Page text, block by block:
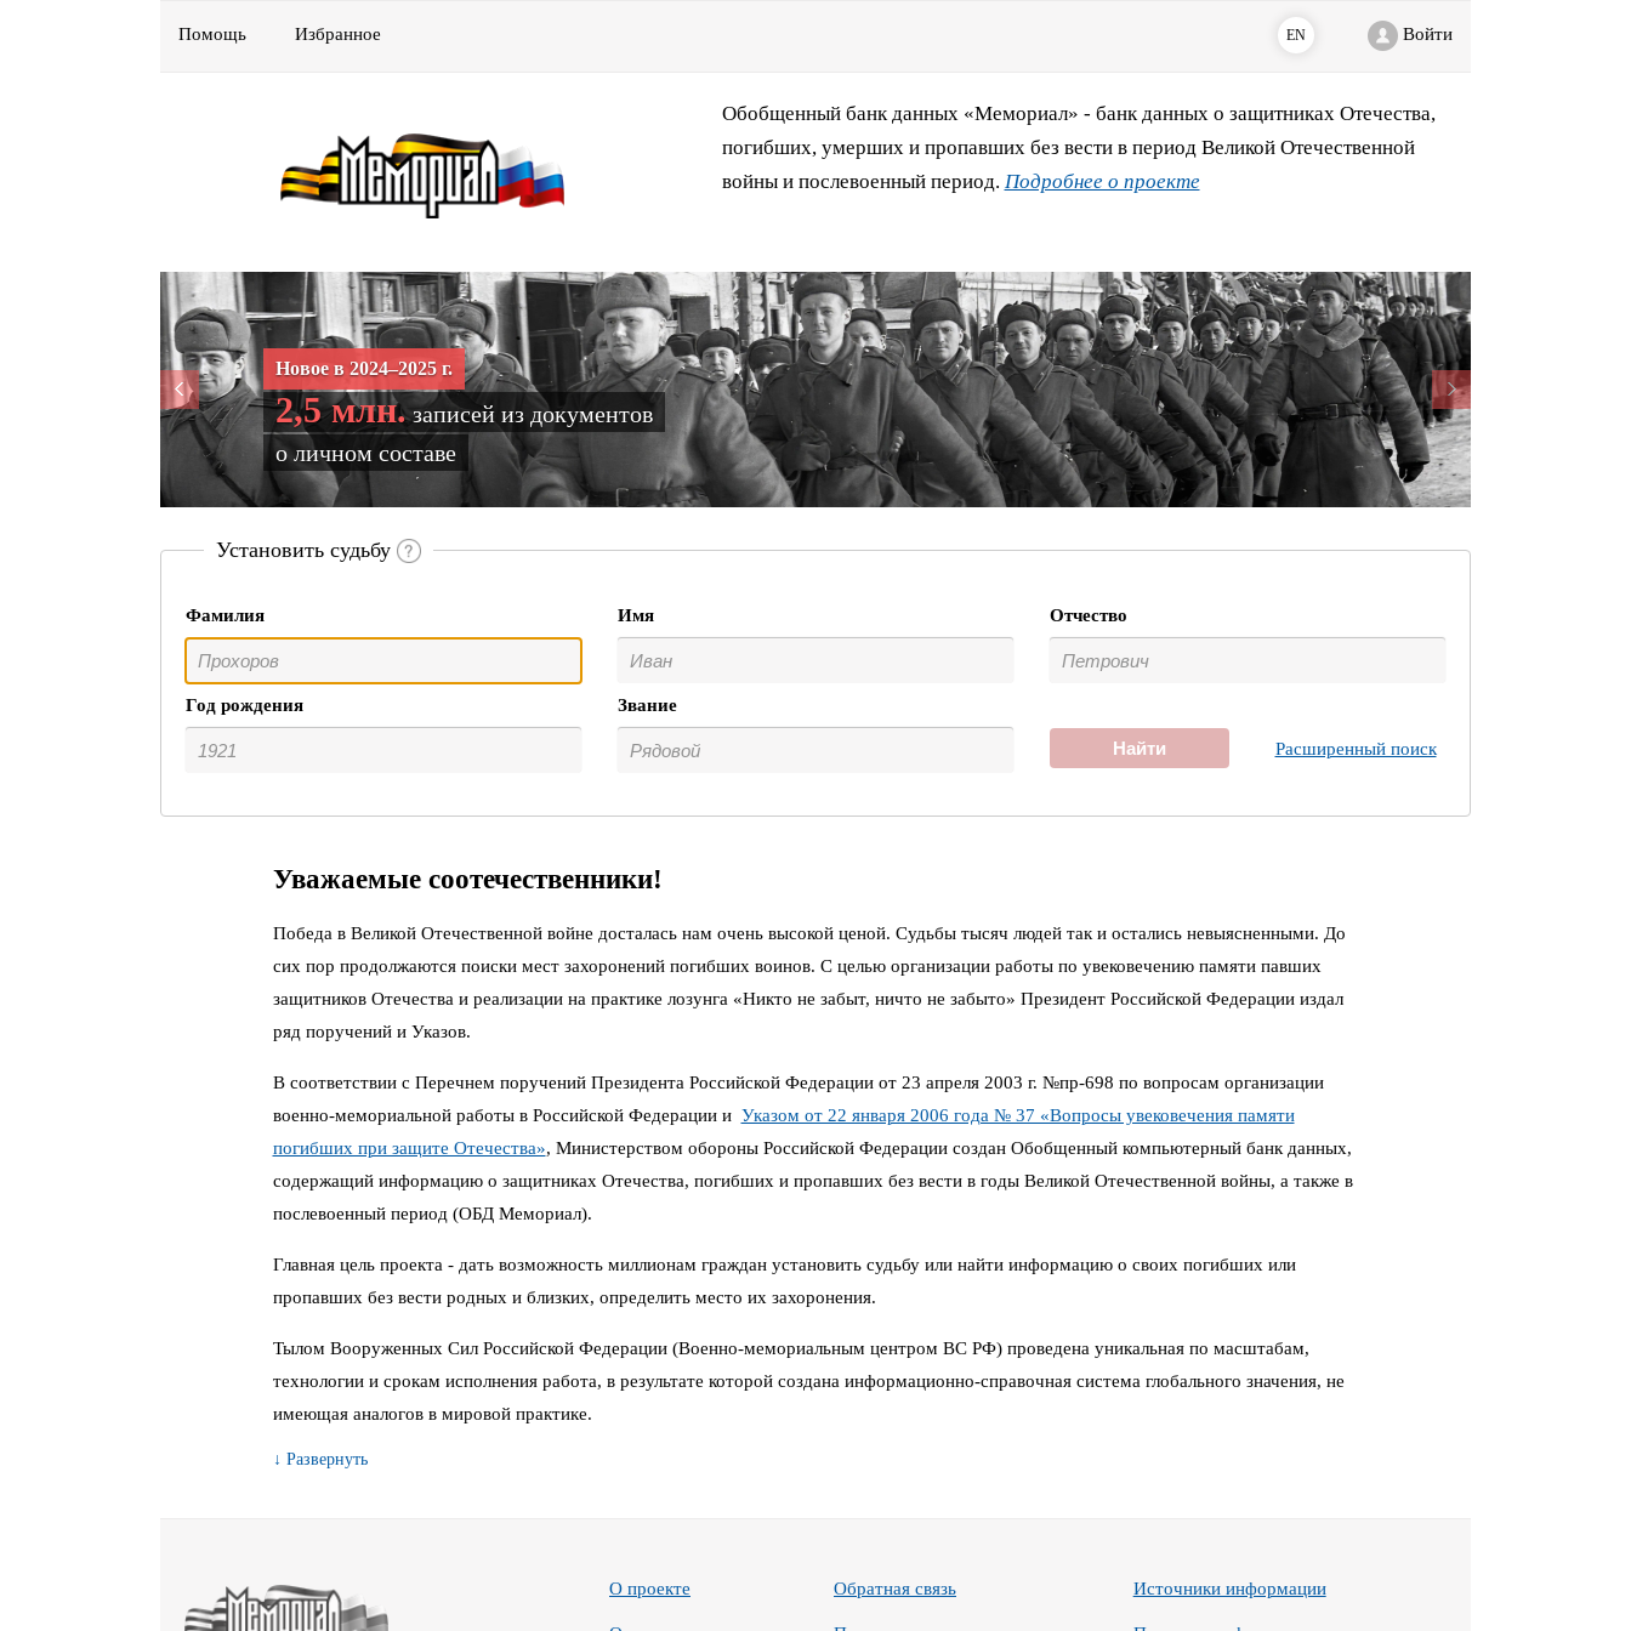
Помощь Избранное EN Войти
Обобщенный банк данных «Мемориал» - банк данных о защитниках Отечества,
погибших, умерших и пропавших без вести в период Великой Отечественной
войны и послевоенный период. Подробнее о проекте
Новое в 2024–2025 г.
2,5 млн.записей из документов
о личном составе
Установить судьбу
Фамилия Имя Отчество
Год рождения Звание
Найти Расширенный поиск
Уважаемые соотечественники!
Победа в Великой Отечественной войне досталась нам очень высокой ценой. Судьбы тысяч людей так и остались невыясненными. До
сих пор продолжаются поиски мест захоронений погибших воинов. С целью организации работы по увековечению памяти павших
защитников Отечества и реализации на практике лозунга «Никто не забыт, ничто не забыто» Президент Российской Федерации издал
ряд поручений и Указов.
В соответствии с Перечнем поручений Президента Российской Федерации от 23 апреля 2003 г. №пр-698 по вопросам организации
военно-мемориальной работы в Российской Федерации и Указом от 22 января 2006 года № 37 «Вопросы увековечения памяти
погибших при защите Отечества», Министерством обороны Российской Федерации создан Обобщенный компьютерный банк данных,
содержащий информацию о защитниках Отечества, погибших и пропавших без вести в годы Великой Отечественной войны, а также в
послевоенный период (ОБД Мемориал).
Главная цель проекта - дать возможность миллионам граждан установить судьбу или найти информацию о своих погибших или
пропавших без вести родных и близких, определить место их захоронения.
Тылом Вооруженных Сил Российской Федерации (Военно-мемориальным центром ВС РФ) проведена уникальная по масштабам,
технологии и срокам исполнения работа, в результате которой создана информационно-справочная система глобального значения, не
имеющая аналогов в мировой практике.
↓ Развернуть
О проекте Обратная связь Источники информации